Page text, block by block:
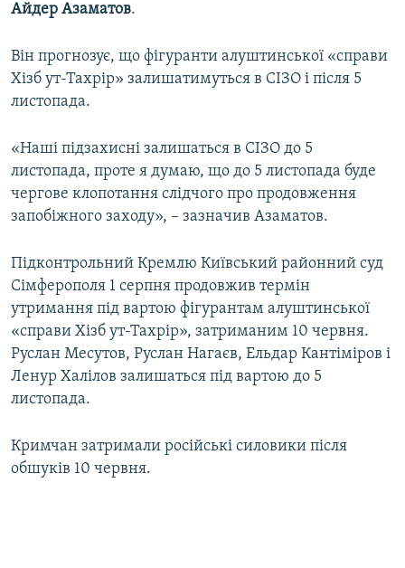
Айдер Азаматов.
Він прогнозує, що фігуранти алуштинської «справи
Хізб ут-Тахрір» залишатимуться в СІЗО і після 5
листопада.
«Наші підзахисні залишаться в СІЗО до 5
листопада, проте я думаю, що до 5 листопада буде
чергове клопотання слідчого про продовження
запобіжного заходу», – зазначив Азаматов.
Підконтрольний Кремлю Київський районний суд
Сімферополя 1 серпня продовжив термін
утримання під вартою фігурантам алуштинської
«справи Хізб ут-Тахрір», затриманим 10 червня.
Руслан Месутов, Руслан Нагаєв, Ельдар Кантіміров і
Ленур Халілов залишаться під вартою до 5
листопада.
Кримчан затримали російські силовики після
обшуків 10 червня.